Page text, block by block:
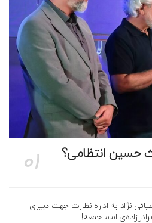
حسین انتظامی؟
نژاد به اداره نظارت جهت دبیری
امام جمعه!